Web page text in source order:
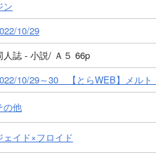
ン
10/29
人誌 - 小説/ Ａ５ 66p
10/29～30 【とらWEB】メルト
の他
ェイド×フロイド